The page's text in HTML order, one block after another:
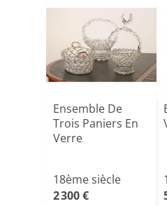
Ensemble De
Trois Paniers En
Verre
18ème siècle
2 300 €